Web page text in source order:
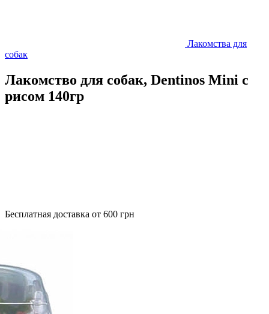
Лакомства для
собак
Лакомство для собак, Dentinos Mini с
рисом 140гр
Бесплатная доставка от 600 грн